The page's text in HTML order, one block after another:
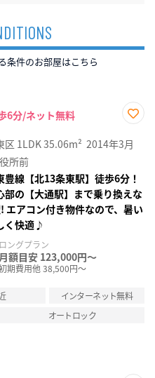
条件のお部屋はこちら
6分/ネット無料
に入
り登
区 1LDK35.06m² 2014年3月
所前
豊線【北13条東駅】徒歩6分！
部の【大通駅】まで乗り換えな
エアコン付き物件なので、暑い
く快適♪
ロングプラン
月額目安 123,000円～
期費用他 38,500円～
インターネット無料
オートロック